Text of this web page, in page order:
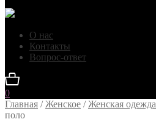
О нас
Контакты
Вопрос-ответ
0
Главная /Женское /Женская одежда
поло